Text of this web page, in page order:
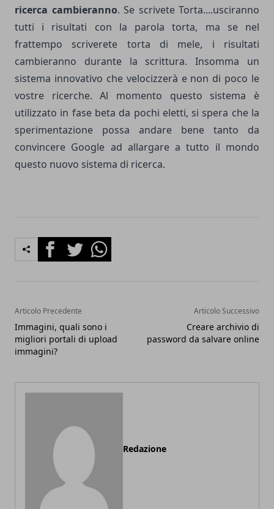
ricerca cambieranno. Se scrivete Torta....usciranno
tutti i risultati con la parola torta, ma se nel
frattempo scriverete torta di mele, i risultati
cambieranno durante la scrittura. Insomma un
sistema innovativo che velocizzerà e non di poco le
vostre ricerche. Al momento questo sistema è
utilizzato in fase beta da pochi eletti, si spera che la
sperimentazione possa andare bene tanto da
convincere Google ad allargare a tutto il mondo
questo nuovo sistema di ricerca.
FacebookTwitterWhatsapp
Articolo Precedente
Immagini, quali sono i
migliori portali di upload
immagini?
Articolo Successivo
Creare archivio di
password da salvare online
Redazione